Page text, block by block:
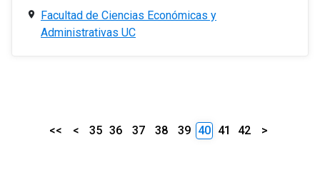
Facultad de Ciencias Económicas y
Administrativas UC
<< < 35 36 37 38 39 40 41 42 >